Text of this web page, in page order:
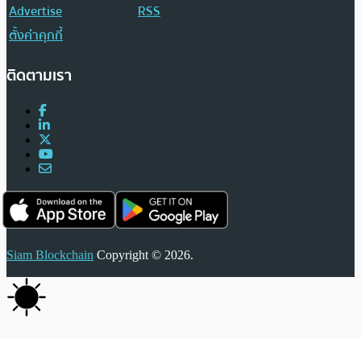
Advertise
RSS
ตั้งค่าคุกกี้
ติดตามเรา
Siam Blockchain Copyright © 2026.